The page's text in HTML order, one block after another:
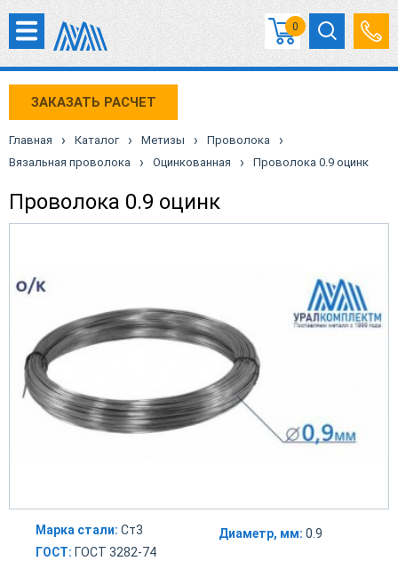
0
ЗАКАЗАТЬ РАСЧЕТ
Главная › Каталог › Метизы › Проволока ›
Вязальная проволока › Оцинкованная › Проволока 0.9 оцинк
Проволока 0.9 оцинк
Марка стали: Ст3
ГОСТ: ГОСТ 3282-74
Диаметр, мм: 0.9